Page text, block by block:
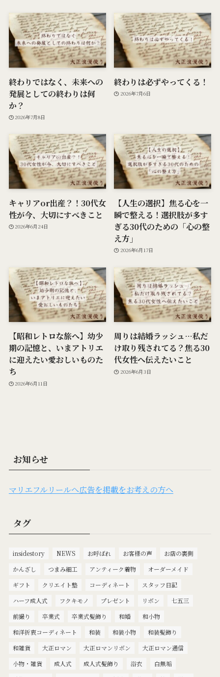
終わりではなく、未来への
発展としての終わりは何
か？
2026年7月8日
終わりは必ずやってくる！
2026年7月6日
キャリアor出産？！30代女
性が今、大切にすべきこと
2026年6月24日
【人生の選択】焦る心を一
瞬で整える！選択肢が多す
ぎる30代のための「心の整
え方」
2026年6月17日
【昭和レトロな旅へ】幼少
期の記憶と、いまアトリエ
に迎えたい愛おしいものた
ち
2026年6月11日
周りは結婚ラッシュ…私だ
け取り残されてる？焦る30
代女性へ伝えたいこと
2026年6月3日
お知らせ
マリエフルリールへ広告を掲載をお考えの方へ
タグ
insidestory NEWS お呼ばれ お客様の声
お店の裏側
かんざし
つまみ細工 アンティーク着物
オーダーメイド
ギフト
クリエイト塾 コーディネート
スタッフ日記
ハーフ成人式
フクキモノ プレゼント リボン
七五三
前撮り
卒業式 卒業式髪飾り 和婚
和小物
和洋折衷コーディネート
和装 和装小物
和装髪飾り
和雑貨
大正ロマン 大正ロマンリボン
大正ロマン通信
小物・雑貨
成人式 成人式髪飾り 浴衣
白無垢